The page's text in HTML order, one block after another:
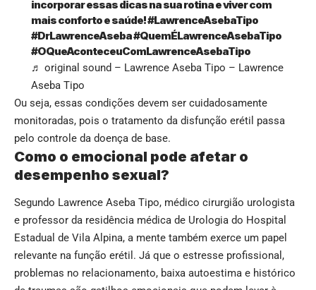
incorporar essas dicas na sua rotina e viver com
mais conforto e saúde!#LawrenceAsebaTipo
#DrLawrenceAseba#QuemÉLawrenceAsebaTipo
#OQueAconteceuComLawrenceAsebaTipo
♬ original sound – Lawrence Aseba Tipo – Lawrence
Aseba Tipo
Ou seja, essas condições devem ser cuidadosamente
monitoradas, pois o tratamento da disfunção erétil passa
pelo controle da doença de base.
Como o emocional pode afetar o
desempenho sexual?
Segundo Lawrence Aseba Tipo, médico cirurgião urologista
e professor da residência médica de Urologia do Hospital
Estadual de Vila Alpina, a mente também exerce um papel
relevante na função erétil. Já que o estresse profissional,
problemas no relacionamento, baixa autoestima e histórico